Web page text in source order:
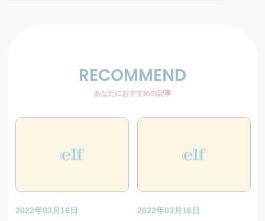
RECOMMEND
あなたにおすすめの記事
2022年03月16日
2022年03月16日